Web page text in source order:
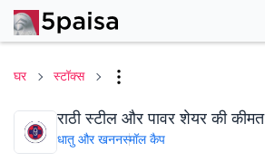
घर स्टॉक्स
राठी स्टील और पावर शेयर की कीमत
धातु और खननस्मॉल कैप
परफॉर्मेंसफाइनेंशियल्स